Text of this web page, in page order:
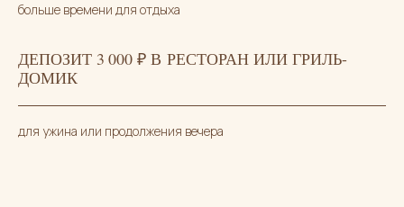
больше времени для отдыха
ДЕПОЗИТ 3 000 ₽ В РЕСТОРАН ИЛИ ГРИЛЬ-
ДОМИК
для ужина или продолжения вечера
+19 900 ₽ К ПРОЖИВАНИЮ
СТОИМОСТЬ ПАКЕТА